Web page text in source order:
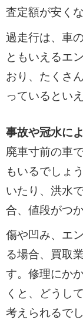
査定額が安く
過走行は、車
ともいえるエ
おり、たくさ
っているとい
事故や冠水に
廃車寸前の車
もいるでしょ
いたり、洪水
合、値段がつ
傷や凹み、エ
る場合、買取
す。修理にか
くと、どうし
考えられるでし